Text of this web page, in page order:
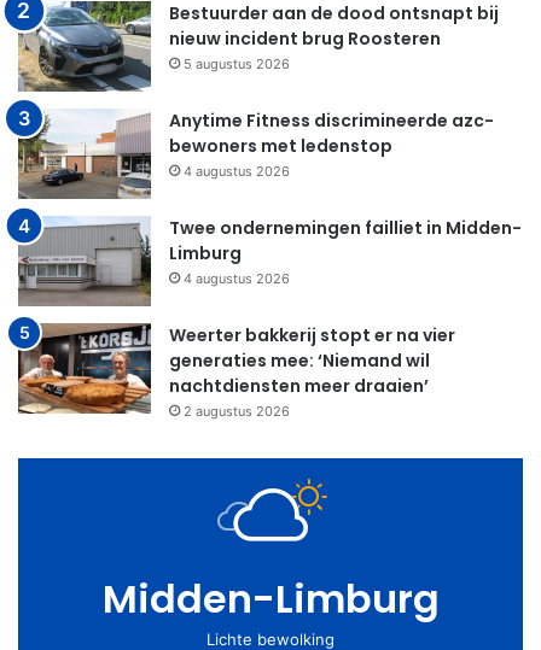
Bestuurder aan de dood ontsnapt bij
nieuw incident brug Roosteren
5 augustus 2026
Anytime Fitness discrimineerde azc-
bewoners met ledenstop
4 augustus 2026
Twee ondernemingen failliet in Midden-
Limburg
4 augustus 2026
Weerter bakkerij stopt er na vier
generaties mee: ‘Niemand wil
nachtdiensten meer draaien’
2 augustus 2026
Midden-Limburg
Lichte bewolking